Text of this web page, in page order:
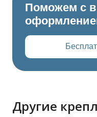
Поможем с
Другие